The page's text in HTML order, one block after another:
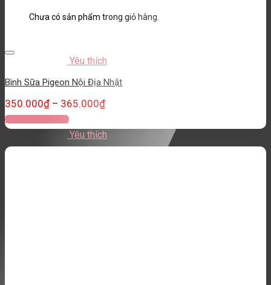
Chưa có sản phẩm trong giỏ hàng.
Yêu thích
Bình Sữa Pigeon Nội Địa Nhật
350.000₫ – 365.000₫
Thêm vào giỏ hàng
Yêu thích